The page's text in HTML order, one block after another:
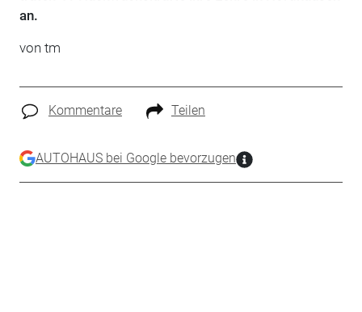
an.
von tm
Kommentare Teilen
AUTOHAUS bei Google bevorzugen